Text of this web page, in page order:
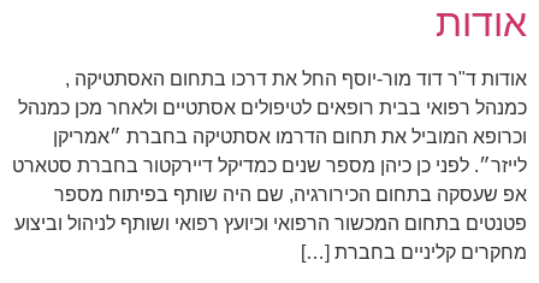
אודות
אודות ד"ר דוד מור-יוסף החל את דרכו בתחום האסתטיקה ,
כמנהל רפואי בבית רופאים לטיפולים אסתטיים ולאחר מכן כמנהל
וכרופא המוביל את תחום הדרמו אסתטיקה בחברת ״אמריקן
לייזר״. לפני כן כיהן מספר שנים כמדיקל דיירקטור בחברת סטארט
אפ שעסקה בתחום הכירורגיה, שם היה שותף בפיתוח מספר
פטנטים בתחום המכשור הרפואי וכיועץ רפואי ושותף לניהול וביצוע
מחקרים קליניים בחברת […]